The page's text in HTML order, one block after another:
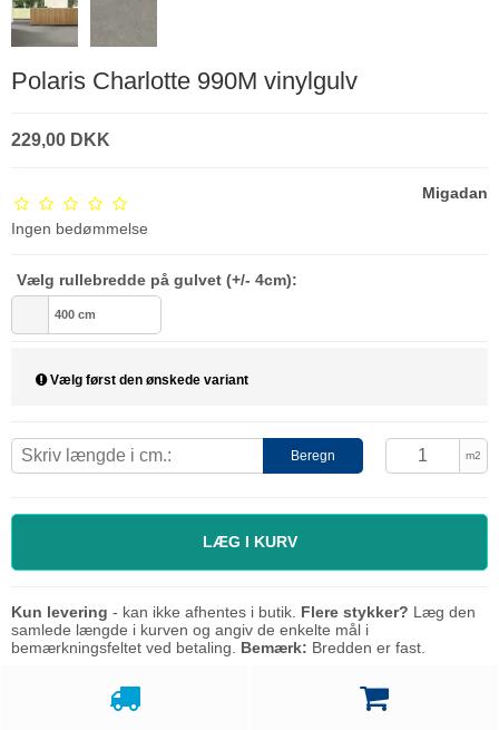
Polaris Charlotte 990M vinylgulv
229,00 DKK
Ingen bedømmelse
Migadan
Vælg rullebredde på gulvet (+/- 4cm):
400 cm
Vælg først den ønskede variant
Beregn m2
LÆG I KURV
Kun levering - kan ikke afhentes i butik. Flere stykker? Læg den
samlede længde i kurven og angiv de enkelte mål i
bemærkningsfeltet ved betaling. Bemærk: Bredden er fast.